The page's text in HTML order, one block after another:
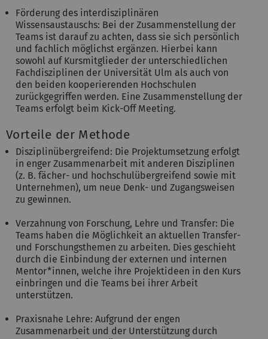
Förderung des interdisziplinären
Wissensaustauschs: Bei der Zusammenstellung der
Teams ist darauf zu achten, dass sie sich persönlich
und fachlich möglichst ergänzen. Hierbei kann
sowohl auf Kursmitglieder der unterschiedlichen
Fachdisziplinen der Universität Ulm als auch von
den beiden kooperierenden Hochschulen
zurückgegriffen werden. Eine Zusammenstellung der
Teams erfolgt beim Kick-Off Meeting.
Vorteile der Methode
Disziplinübergreifend: Die Projektumsetzung erfolgt
in enger Zusammenarbeit mit anderen Disziplinen
(z. B. fächer- und hochschulübergreifend sowie mit
Unternehmen), um neue Denk- und Zugangsweisen
zu gewinnen.
Verzahnung von Forschung, Lehre und Transfer: Die
Teams haben die Möglichkeit an aktuellen Transfer-
und Forschungsthemen zu arbeiten. Dies geschieht
durch die Einbindung der externen und internen
Mentor*innen, welche ihre Projektideen in den Kurs
einbringen und die Teams bei ihrer Arbeit
unterstützen.
Praxisnahe Lehre: Aufgrund der engen
Zusammenarbeit und der Unterstützung durch